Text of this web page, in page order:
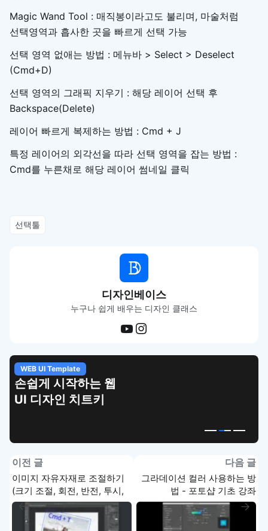
Magic Wand Tool : 매직봉이라고도 불리며, 마술처럼
선택영역과 흡사한 곳을 빠르게 선택 가능
선택 영역 없애는 방법 : 메뉴바 > Select > Deselect
(Cmd+D)
선택 영역의 그래픽 지우기 : 해당 레이어 선택 후
Backspace(Delete)
레이어 빠르게 복제하는 방법 : Cmd + J
특정 레이어의 외각선을 따라 선택 영역을 잡는 방법 :
Cmd를 누른채로 해당 레이어 썸네일 클릭
선택툴
디자인베이스
누구나 쉽게 배우는 디자인 클래스
WEB UI Template
손쉽게 시작하는 웹
UI 디자인 치트키
이전 글
이미지 자유자재로 조절하기
(크기 조절, 회전, 반전, 투시,
비스듬히 하기, 왜곡 등) - 포
토샵 기초 강좌
다음 글
그라데이션 컬러 사용하는 방
법 - 포토샵 기초 강좌